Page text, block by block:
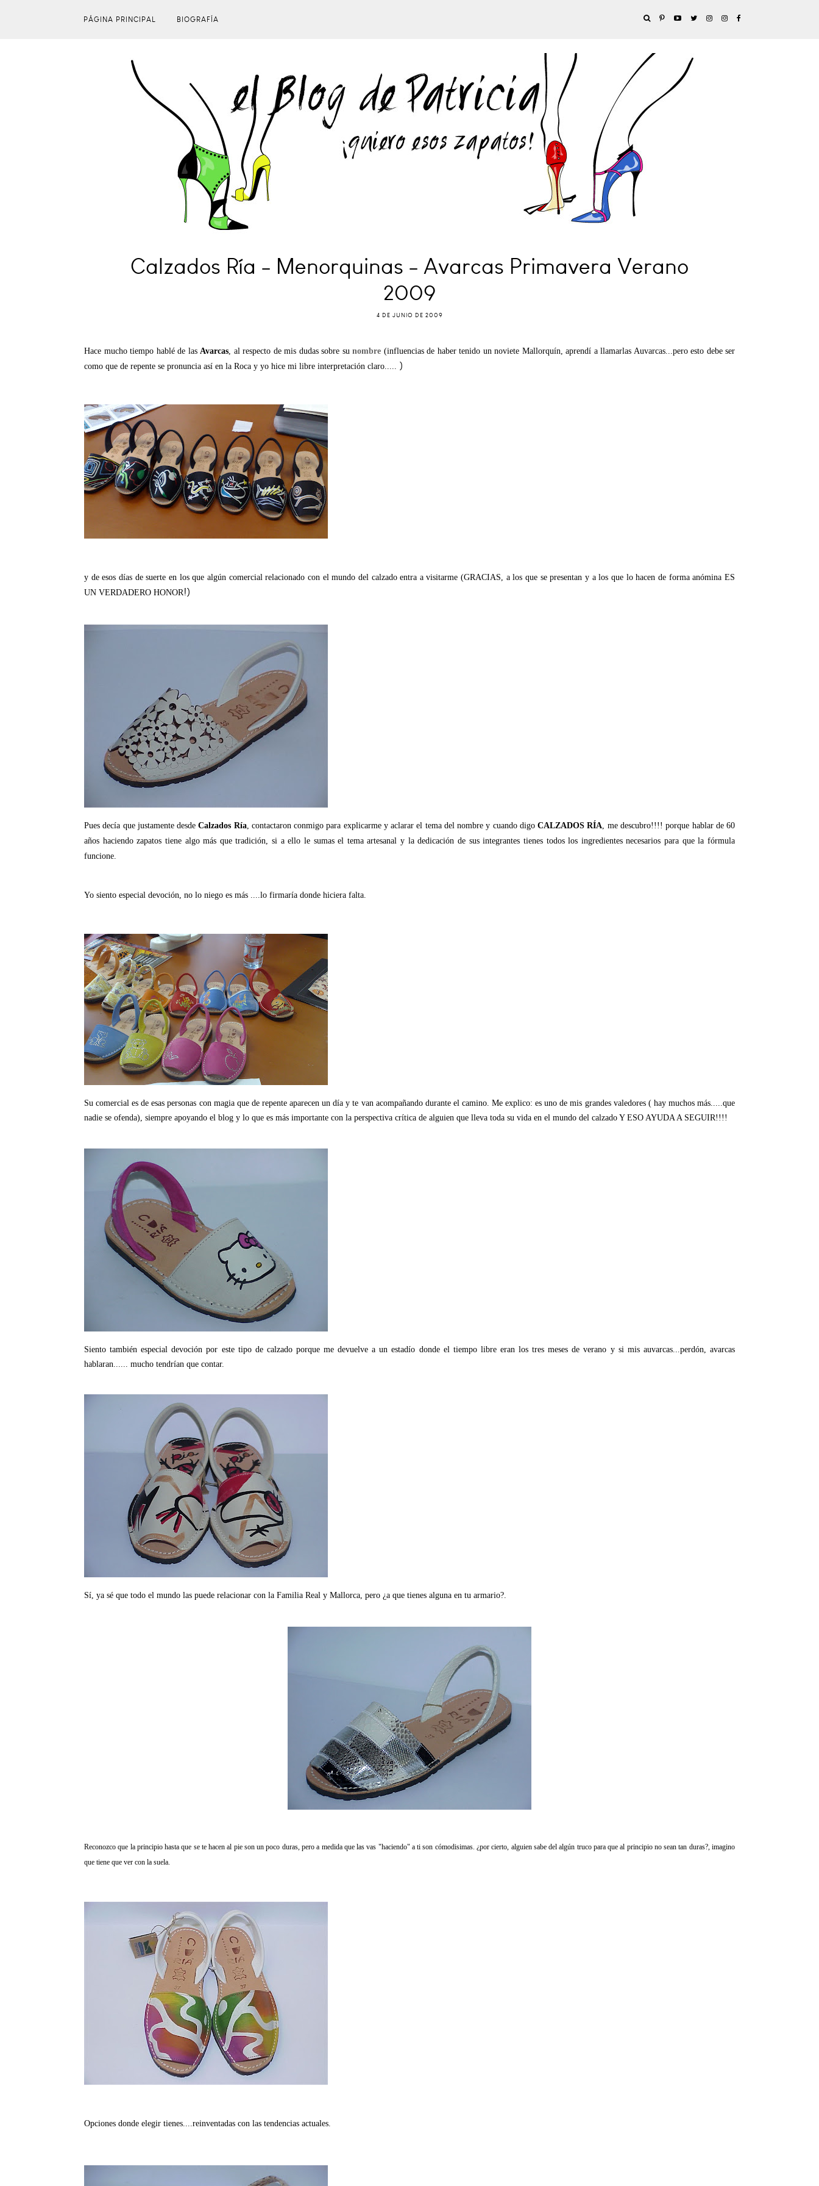
PÁGINA PRINCIPAL BIOGRAFÍA
Calzados Ría - Menorquinas - Avarcas Primavera Verano
2009
4 DE JUNIO DE 2009
Hace mucho tiempo hablé de las Avarcas, al respecto de mis dudas sobre su nombre (influencias de haber tenido un noviete Mallorquín, aprendí a llamarlas Auvarcas...pero esto debe ser
como que de repente se pronuncia así en la Roca y yo hice mi libre interpretación claro..... )
y de esos días de suerte en los que algún comercial relacionado con el mundo del calzado entra a visitarme (GRACIAS, a los que se presentan y a los que lo hacen de forma anómina ES
UN VERDADERO HONOR!)
Pues decía que justamente desdeCalzados Ría, contactaron conmigo para explicarme y aclarar el tema del nombre y cuando digoCALZADOS RÍA, me descubro!!!! porque hablar de 60
años haciendo zapatos tiene algo más que tradición, si a ello le sumas el tema artesanal y la dedicación de sus integrantes tienes todos los ingredientes necesarios para que la fórmula
funcione.
Yo siento especial devoción, no lo niego es más ....lo firmaría donde hiciera falta.
Su comercial es de esas personas con magia que de repente aparecen un día y te van acompañando durante el camino. Me explico: es uno de mis grandes valedores ( hay muchos más.....que
nadie se ofenda), siempre apoyando el blog y lo que es más importante con la perspectiva crítica de alguien que lleva toda su vida en el mundo del calzado Y ESO AYUDA A SEGUIR!!!!
Siento también especial devoción por este tipo de calzado porque me devuelve a un estadío donde el tiempo libre eran los tres meses de verano y si mis auvarcas...perdón, avarcas
hablaran...... mucho tendrían que contar.
Sí, ya sé que todo el mundo las puede relacionar con la Familia Real y Mallorca, pero ¿a que tienes alguna en tu armario?.
Reconozco que la principio hasta que se te hacen al pie son un poco duras, pero a medida que las vas "haciendo" a ti son cómodisimas. ¿por cierto, alguien sabe del algún truco para que al principio no sean tan duras?, imagino
que tiene que ver con la suela.
Opciones donde elegir tienes....reinventadas con las tendencias actuales.